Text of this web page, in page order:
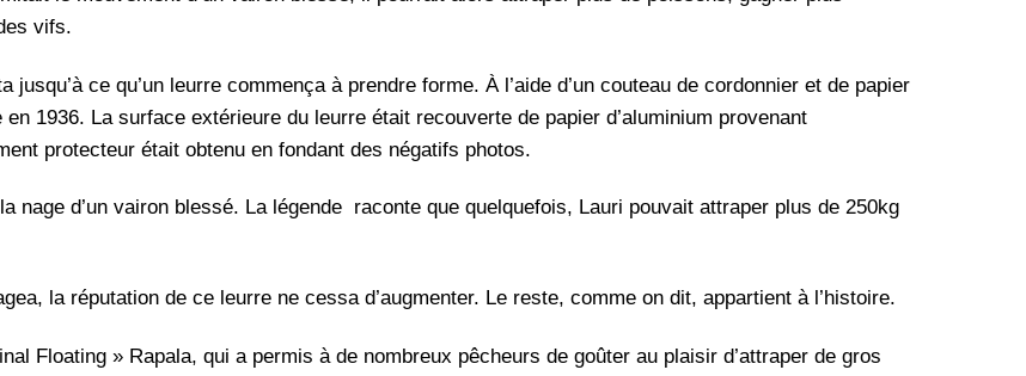
vifs.
ce qu’un leurre commença à prendre forme. À l’aide d’un couteau de cordonnier et de papier
1936. La surface extérieure du leurre était recouverte de papier d’aluminium provenant
protecteur était obtenu en fondant des négatifs photos.
nage d’un vairon blessé. La légende raconte que quelquefois, Lauri pouvait attraper plus de 250kg
la réputation de ce leurre ne cessa d’augmenter. Le reste, comme on dit, appartient à l’histoire.
Floating » Rapala, qui a permis à de nombreux pêcheurs de goûter au plaisir d’attraper de gros